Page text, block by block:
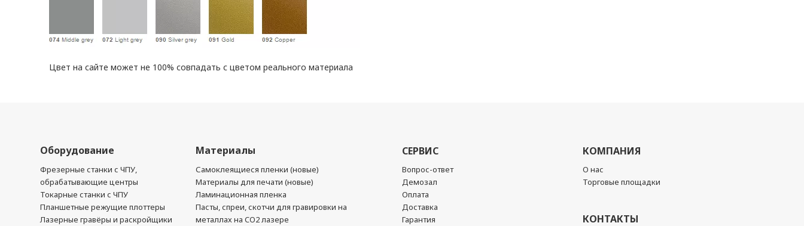
Цвет на сайте может не 100% совпадать с цветом реального материала
Оборудование
Фрезерные станки с ЧПУ,
обрабатывающие центры
Токарные станки с ЧПУ
Планшетные режущие плоттеры
Лазерные гравёры и раскройщики
Материалы
Самоклеящиеся пленки (новые)
Материалы для печати (новые)
Ламинационная пленка
Пасты, спреи, скотчи для гравировки на
металлах на CO2 лазере
СЕРВИС
Вопрос-ответ
Демозал
Оплата
Доставка
Гарантия
КОМПАНИЯ
О нас
Торговые площадки
КОНТАКТЫ